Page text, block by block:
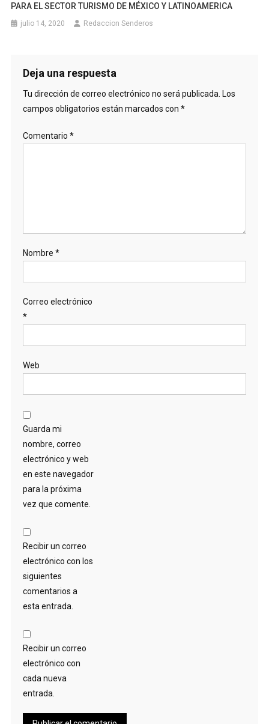
PARA EL SECTOR TURISMO DE MÉXICO Y LATINOAMERICA
julio 14, 2020 Redaccion Senderos
Deja una respuesta
Tu dirección de correo electrónico no será publicada. Los
campos obligatorios están marcados con *
Comentario *
Nombre *
Correo electrónico
*
Web
Guarda mi
nombre, correo
electrónico y web
en este navegador
para la próxima
vez que comente.
Recibir un correo
electrónico con los
siguientes
comentarios a
esta entrada.
Recibir un correo
electrónico con
cada nueva
entrada.